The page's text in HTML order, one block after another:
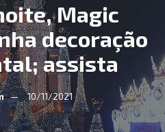
Magic
decoração
assista
10/11/2021